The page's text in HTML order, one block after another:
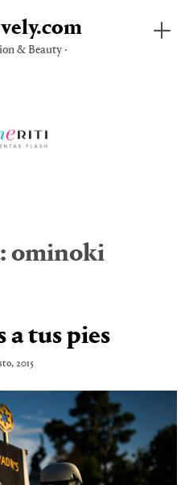
& Beauty ·
ominoki
a tus pies
2015